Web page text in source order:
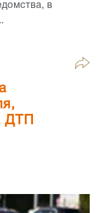
в
ДТП